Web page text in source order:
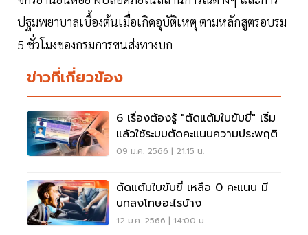
ปฐมพยาบาลเบื้องต้นเมื่อเกิดอุบัติเหตุ ตามหลักสูตรอบรม
5 ชั่วโมงของกรมการขนส่งทางบก
ข่าวที่เกี่ยวข้อง
6 เรื่องต้องรู้ "ตัดแต้มใบขับขี่" เริ่ม
แล้วใช้ระบบตัดคะแนนความประพฤติ
09 ม.ค. 2566 | 21:15 น.
ตัดแต้มใบขับขี่ เหลือ 0 คะแนน มี
บทลงโทษอะไรบ้าง
12 ม.ค. 2566 | 14:00 น.